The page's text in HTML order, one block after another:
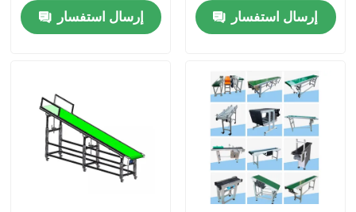
منزل
إتصال
إرسال استفسار
إرسال استفسار